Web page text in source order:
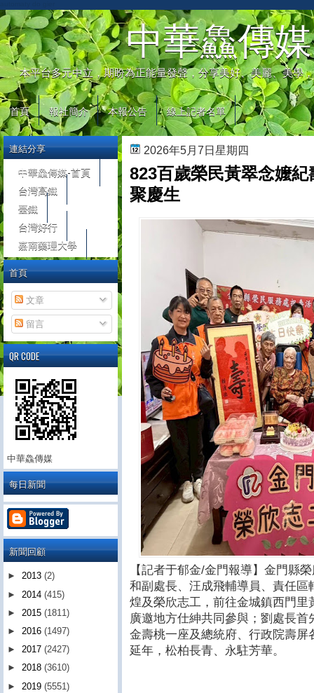
中華鱻傳媒
本平台多元中立，期盼為正能量發聲，分享美好、美麗、美學
首頁 報社簡介 本報公告 線上記者名單
2026年5月7日星期四
823百歲榮民黃翠念嬤
聚慶生
【記者于郁金/金門報導】金門縣
和副處長、汪成飛輔導員、責任
煌及榮欣志工，前往金城鎮西門
廣邀地方仕紳共同參與；劉處長
金壽桃一座及總統府、行政院壽
延年，松柏長青、永駐芳華。
連結分享
中華鱻傳媒-首頁
台灣高鐵
臺鐵
台灣好行
嘉南藥理大學
首頁
文章
留言
QR CODE
中華鱻傳媒
每日新聞
新聞回顧
► 2013 (2)
► 2014 (415)
► 2015 (1811)
► 2016 (1497)
► 2017 (2427)
► 2018 (3610)
► 2019 (5551)